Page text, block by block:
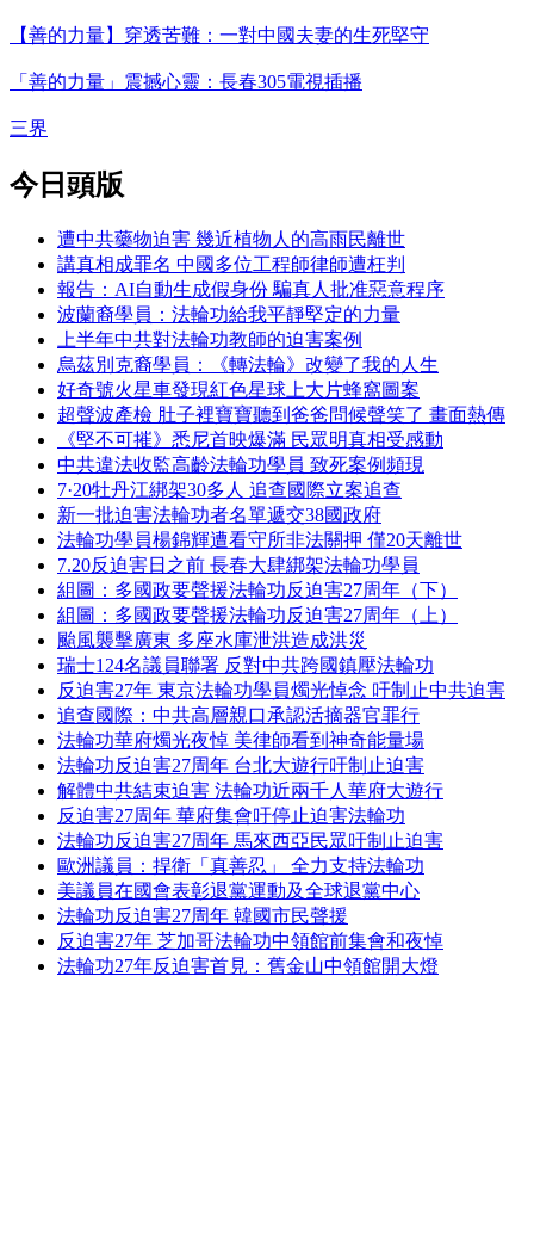
【善的力量】穿透苦難：一對中國夫妻的生死堅守
「善的力量」震撼心靈：長春305電視插播
三界
今日頭版
遭中共藥物迫害 幾近植物人的高雨民離世
講真相成罪名 中國多位工程師律師遭枉判
報告：AI自動生成假身份 騙真人批准惡意程序
波蘭裔學員：法輪功給我平靜堅定的力量
上半年中共對法輪功教師的迫害案例
烏茲別克裔學員：《轉法輪》改變了我的人生
好奇號火星車發現紅色星球上大片蜂窩圖案
超聲波產檢 肚子裡寶寶聽到爸爸問候聲笑了 畫面熱傳
《堅不可摧》悉尼首映爆滿 民眾明真相受感動
中共違法收監高齡法輪功學員 致死案例頻現
7·20牡丹江綁架30多人 追查國際立案追查
新一批迫害法輪功者名單遞交38國政府
法輪功學員楊錦輝遭看守所非法關押 僅20天離世
7.20反迫害日之前 長春大肆綁架法輪功學員
組圖：多國政要聲援法輪功反迫害27周年（下）
組圖：多國政要聲援法輪功反迫害27周年（上）
颱風襲擊廣東 多座水庫泄洪造成洪災
瑞士124名議員聯署 反對中共跨國鎮壓法輪功
反迫害27年 東京法輪功學員燭光悼念 吁制止中共迫害
追查國際：中共高層親口承認活摘器官罪行
法輪功華府燭光夜悼 美律師看到神奇能量場
法輪功反迫害27周年 台北大遊行吁制止迫害
解體中共結束迫害 法輪功近兩千人華府大遊行
反迫害27周年 華府集會吁停止迫害法輪功
法輪功反迫害27周年 馬來西亞民眾吁制止迫害
歐洲議員：捍衛「真善忍」 全力支持法輪功
美議員在國會表彰退黨運動及全球退黨中心
法輪功反迫害27周年 韓國市民聲援
反迫害27年 芝加哥法輪功中領館前集會和夜悼
法輪功27年反迫害首見：舊金山中領館開大燈